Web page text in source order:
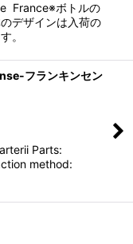
France※ボトルの
デザインは入荷の
。
フランキンセン
Parts:
method: